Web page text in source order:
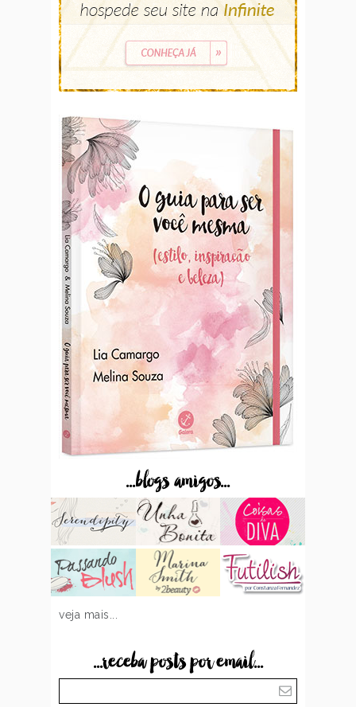
...blogs amigos...
veja mais...
...receba posts por email...